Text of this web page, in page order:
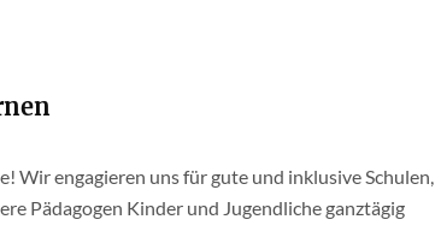
Wir engagieren uns für gute und inklusive Schulen,
Pädagogen Kinder und Jugendliche ganztägig